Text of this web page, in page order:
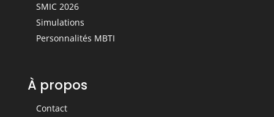
SMIC 2026
Simulations
Personnalités MBTI
À propos
Contact